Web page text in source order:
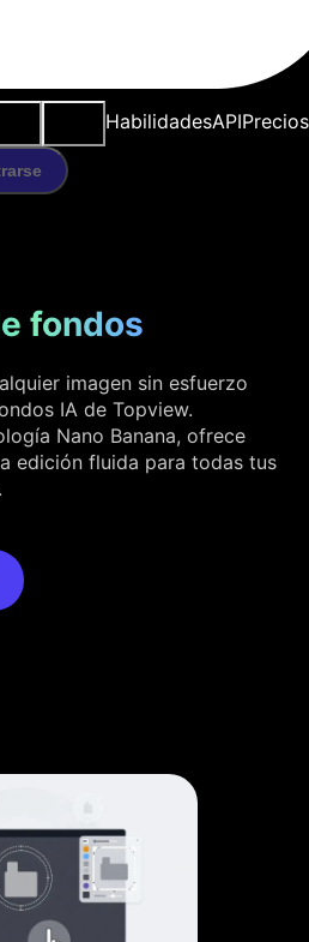
HabilidadesAPIPrecios
fondos
imagen sin esfuerzo
IA de Topview.
Nano Banana, ofrece
edición fluida para todas tus